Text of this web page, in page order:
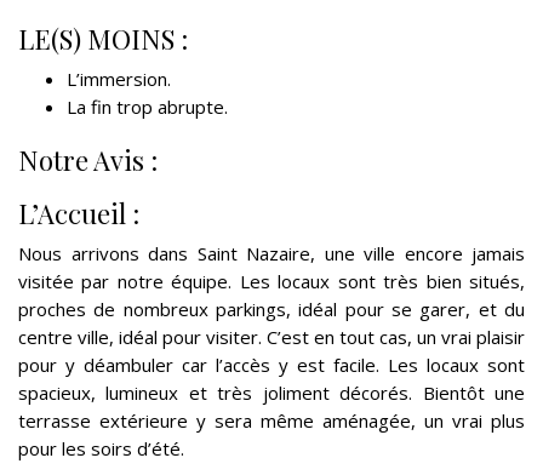
LE(S) MOINS :
L’immersion.
La fin trop abrupte.
Notre Avis :
L’Accueil :
Nous arrivons dans Saint Nazaire, une ville encore jamais
visitée par notre équipe. Les locaux sont très bien situés,
proches de nombreux parkings, idéal pour se garer, et du
centre ville, idéal pour visiter. C’est en tout cas, un vrai plaisir
pour y déambuler car l’accès y est facile. Les locaux sont
spacieux, lumineux et très joliment décorés. Bientôt une
terrasse extérieure y sera même aménagée, un vrai plus
pour les soirs d’été.